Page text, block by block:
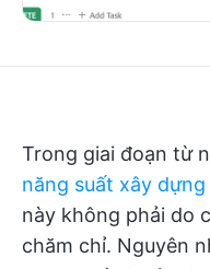
Trong giai đoạn từ
năng suất xây dựng
này không phải do
chăm chỉ. Nguyên